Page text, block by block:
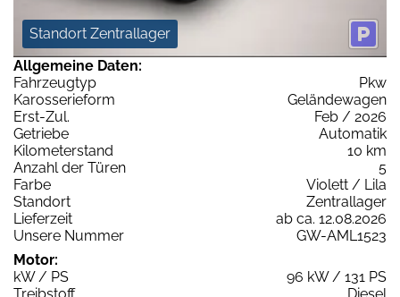
Standort Zentrallager
Allgemeine Daten:
Fahrzeugtyp
Pkw
Karosserieform
Geländewagen
Erst-Zul.
Feb / 2026
Getriebe
Automatik
Kilometerstand
10 km
Anzahl der Türen
5
Farbe
Violett / Lila
Standort
Zentrallager
Lieferzeit
ab ca. 12.08.2026
Unsere Nummer
GW-AML1523
Motor:
kW / PS
96 kW / 131 PS